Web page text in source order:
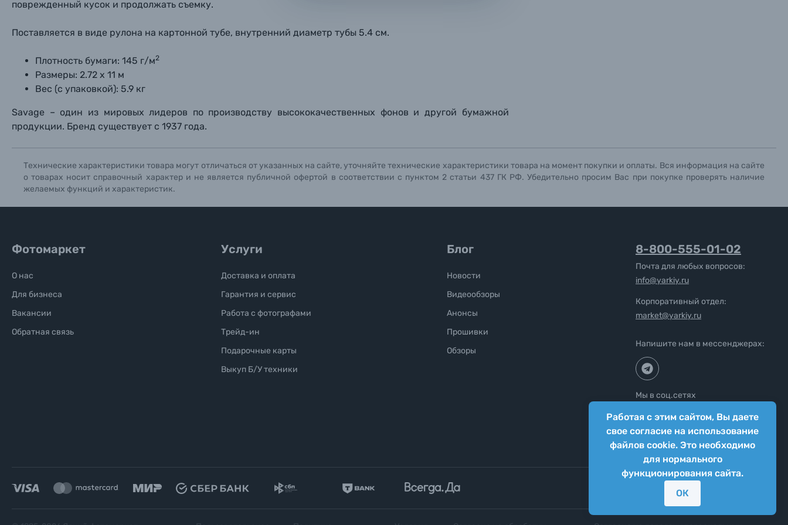
Книги о фотографии, альбомы известных фотографов
Солнцезащитные очки
Уценённые товары
поврежденный кусок и продолжать съемку.
Поставляется в виде рулона на картонной тубе, внутренний диаметр тубы 5.4 см.
Плотность бумаги: 145 г/м2
Размеры: 2.72 х 11 м
Вес (с упаковкой): 5.9 кг
Savage – один из мировых лидеров по производству высококачественных фонов и другой бумажной
продукции. Бренд существует с 1937 года.
Технические характеристики товара могут отличаться от указанных на сайте, уточняйте технические характеристики товара на момент покупки и оплаты. Вся информация на сайте
о товарах носит справочный характер и не является публичной офертой в соответствии с пунктом 2 статьи 437 ГК РФ. Убедительно просим Вас при покупке проверять наличие
желаемых функций и характеристик.
Работая с этим сайтом, Вы даете
свое согласие на использование
файлов cookie. Это необходимо
для нормального
функционирования сайта.
ОК
Фотомаркет
О нас
Для бизнеса
Вакансии
Обратная связь
Услуги
Доставка и оплата
Гарантия и сервис
Работа с фотографами
Трейд-ин
Подарочные карты
Выкуп Б/У техники
Блог
Новости
Видеообзоры
Анонсы
Прошивки
Обзоры
8-800-555-01-02
Почта для любых вопросов:
info@yarkiy.ru
Корпоративный отдел:
market@yarkiy.ru
Напишите нам в мессенджерах:
Мы в соц.сетях